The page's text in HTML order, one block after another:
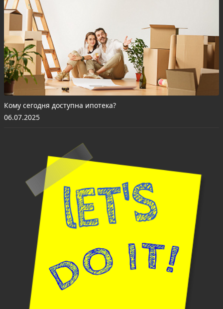
Кому сегодня доступна ипотека?
06.07.2025